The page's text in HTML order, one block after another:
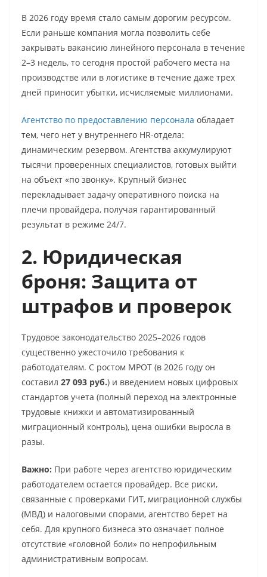
В 2026 году время стало самым дорогим ресурсом.
Если раньше компания могла позволить себе
закрывать вакансию линейного персонала в течение
2–3 недель, то сегодня простой рабочего места на
производстве или в логистике в течение даже трех
дней приносит убытки, исчисляемые миллионами.
Агентство по предоставлению персонала обладает
тем, чего нет у внутреннего HR-отдела:
динамическим резервом. Агентства аккумулируют
тысячи проверенных специалистов, готовых выйти
на объект «по звонку». Крупный бизнес
перекладывает задачу оперативного поиска на
плечи провайдера, получая гарантированный
результат в режиме 24/7.
2. Юридическая
броня: Защита от
штрафов и проверок
Трудовое законодательство 2025–2026 годов
существенно ужесточило требования к
работодателям. С ростом МРОТ (в 2026 году он
составил 27 093 руб.) и введением новых цифровых
стандартов учета (полный переход на электронные
трудовые книжки и автоматизированный
миграционный контроль), цена ошибки выросла в
разы.
Важно: При работе через агентство юридическим
работодателем остается провайдер. Все риски,
связанные с проверками ГИТ, миграционной службы
(МВД) и налоговыми спорами, агентство берет на
себя. Для крупного бизнеса это означает полное
отсутствие «головной боли» по непрофильным
административным вопросам.